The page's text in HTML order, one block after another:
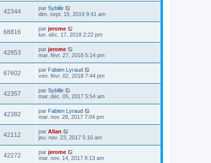
42344 par Sybille
dim. sept. 15, 2019 9:41 am
68816 par jerome
lun. déc. 17, 2018 2:22 pm
42853 par jerome
mar. févr. 27, 2018 5:14 pm
67602 par Fabien Lyraud
ven. févr. 02, 2018 7:44 pm
42357 par Sybille
mar. déc. 05, 2017 5:54 am
42382 par Fabien Lyraud
mar. nov. 28, 2017 7:04 pm
42112 par Allan
jeu. nov. 23, 2017 5:16 am
42272 par jerome
mar. nov. 14, 2017 8:13 am